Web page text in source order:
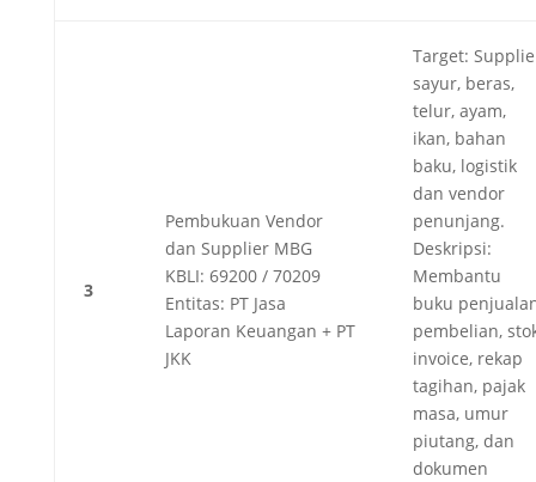
3
Pembukuan Vendor
dan Supplier MBG
KBLI: 69200 / 70209
Entitas: PT Jasa
Laporan Keuangan + PT
JKK
Target:
sayur, beras,
telur, ayam,
ikan, bahan
baku, logistik
dan vendor
penunjang.
Deskripsi:
Membantu
buku
pembelian,
invoice, rekap
tagihan, pajak
masa, umur
piutang, dan
dokumen